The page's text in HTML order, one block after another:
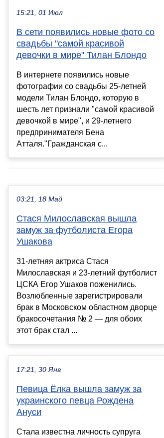
15:21, 01 Июл
В сети появились новые фото со
свадьбы "самой красивой
девочки в мире" Тилан Блондо
В интернете появились новые
фотографии со свадьбы 25-летней
модели Тилан Блондо, которую в
шесть лет признали "самой красивой
девочкой в мире", и 29-летнего
предпринимателя Бена
Атталя."Гражданская с...
03:21, 18 Май
Стася Милославская вышла
замуж за футболиста Егора
Ушакова
31-летняя актриса Стася
Милославская и 23-летний футболист
ЦСКА Егор Ушаков поженились.
Возлюбленные зарегистрировали
брак в Московском областном дворце
бракосочетания № 2 — для обоих
этот брак стал ...
17:21, 30 Янв
Певица Ёлка вышла замуж за
украинского певца Рождена
Ануси
Стала известна личность супруга